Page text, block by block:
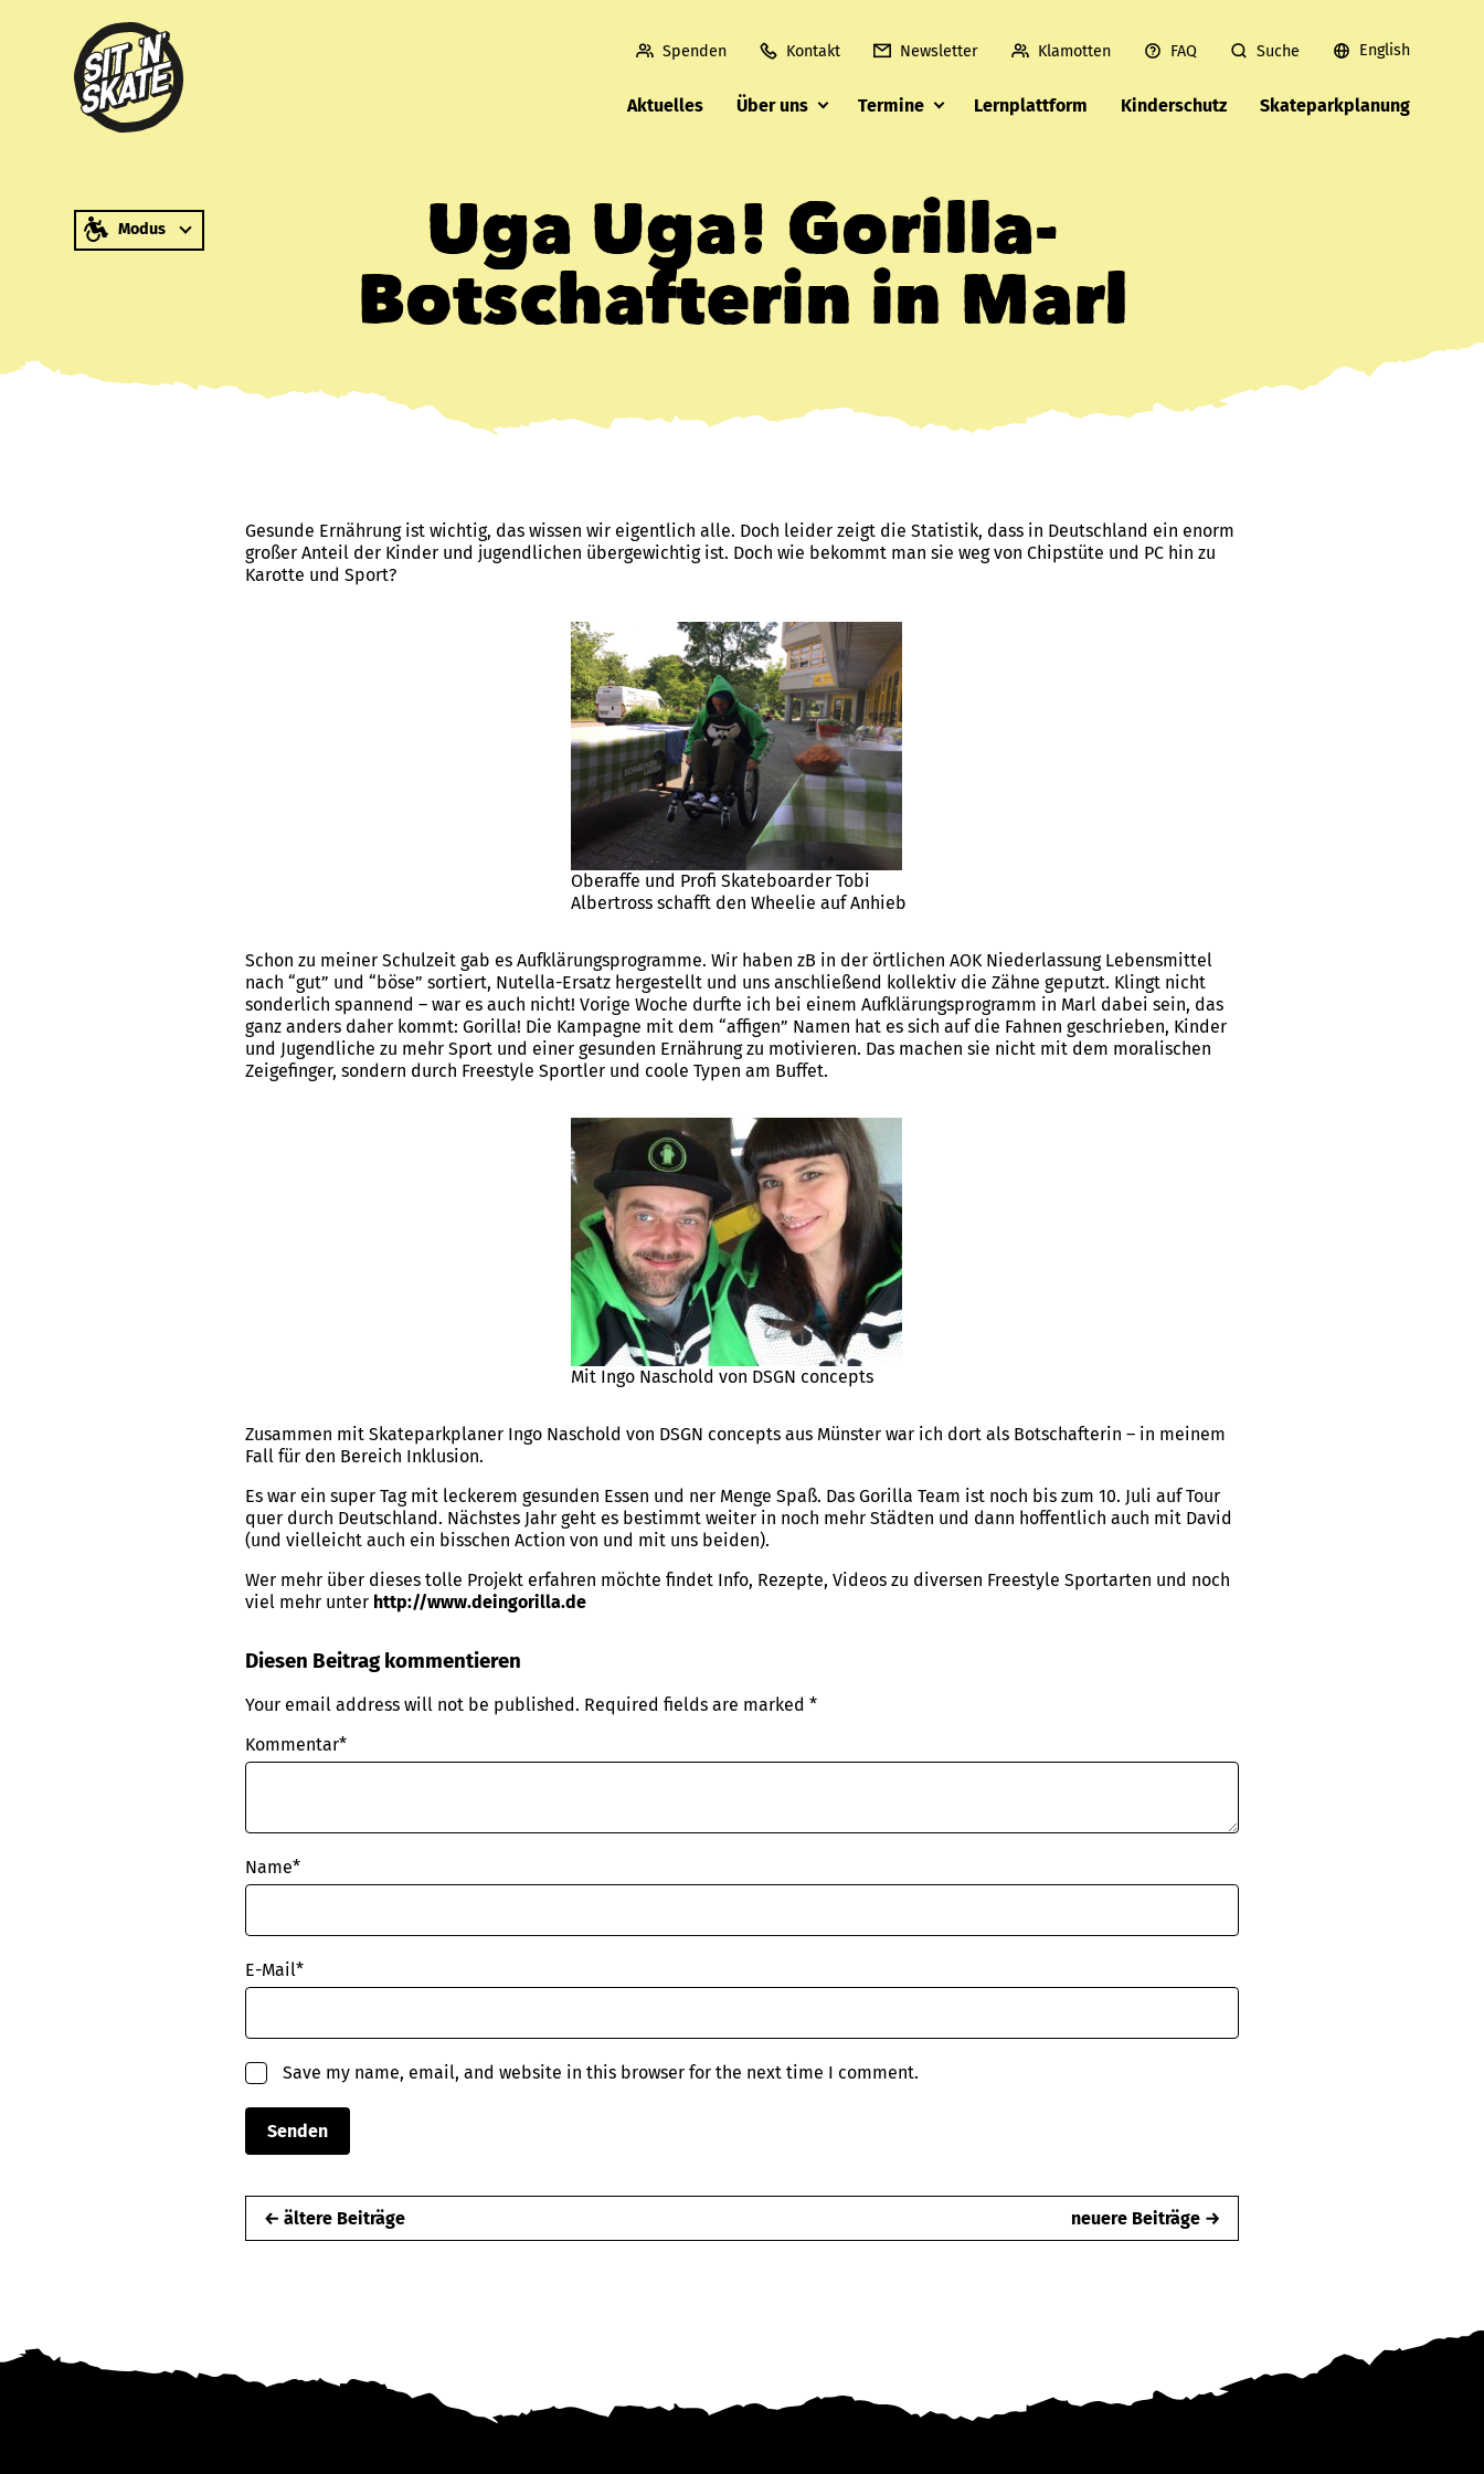
Modus
Aktuelles Über uns Termine Lernplattform Kinderschutz Skateparkplanung
Spenden Kontakt Newsletter Klamotten FAQ Suche English
Uga Uga! Gorilla-
Botschafterin in Marl
Gesunde Ernährung ist wichtig, das wissen wir eigentlich alle. Doch leider zeigt die Statistik, dass in Deutschland ein enorm
großer Anteil der Kinder und jugendlichen übergewichtig ist. Doch wie bekommt man sie weg von Chipstüte und PC hin zu
Karotte und Sport?
Oberaffe und Profi Skateboarder Tobi
Albertross schafft den Wheelie auf Anhieb
Schon zu meiner Schulzeit gab es Aufklärungsprogramme. Wir haben zB in der örtlichen AOK Niederlassung Lebensmittel
nach “gut” und “böse” sortiert, Nutella-Ersatz hergestellt und uns anschließend kollektiv die Zähne geputzt. Klingt nicht
sonderlich spannend – war es auch nicht! Vorige Woche durfte ich bei einem Aufklärungsprogramm in Marl dabei sein, das
ganz anders daher kommt: Gorilla! Die Kampagne mit dem “affigen” Namen hat es sich auf die Fahnen geschrieben, Kinder
und Jugendliche zu mehr Sport und einer gesunden Ernährung zu motivieren. Das machen sie nicht mit dem moralischen
Zeigefinger, sondern durch Freestyle Sportler und coole Typen am Buffet.
Mit Ingo Naschold von DSGN concepts
Zusammen mit Skateparkplaner Ingo Naschold von DSGN concepts aus Münster war ich dort als Botschafterin – in meinem
Fall für den Bereich Inklusion.
Es war ein super Tag mit leckerem gesunden Essen und ner Menge Spaß. Das Gorilla Team ist noch bis zum 10. Juli auf Tour
quer durch Deutschland. Nächstes Jahr geht es bestimmt weiter in noch mehr Städten und dann hoffentlich auch mit David
(und vielleicht auch ein bisschen Action von und mit uns beiden).
Wer mehr über dieses tolle Projekt erfahren möchte findet Info, Rezepte, Videos zu diversen Freestyle Sportarten und noch
viel mehr unter http://www.deingorilla.de
Diesen Beitrag kommentieren
Your email address will not be published. Required fields are marked *
Kommentar*
Name*
E-Mail*
Save my name, email, and website in this browser for the next time I comment.
← ältere Beiträge neuere Beiträge →